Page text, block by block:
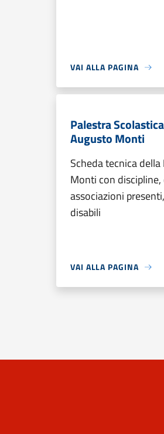
VAI ALLA PAGINA
Palestra
Augusto Monti
Scheda tecnica
Monti con
associazioni
disabili
VAI ALLA PAGINA